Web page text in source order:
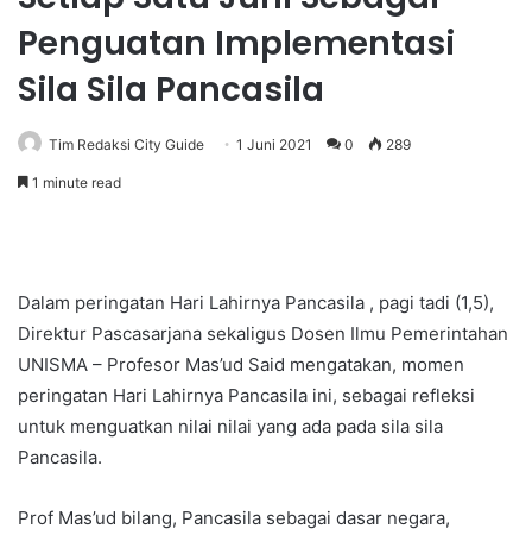
Penguatan Implementasi
Sila Sila Pancasila
Tim Redaksi City Guide 1 Juni 2021 0 289
1 minute read
Dalam peringatan Hari Lahirnya Pancasila , pagi tadi (1,5),
Direktur Pascasarjana sekaligus Dosen Ilmu Pemerintahan
UNISMA – Profesor Mas’ud Said mengatakan, momen
peringatan Hari Lahirnya Pancasila ini, sebagai refleksi
untuk menguatkan nilai nilai yang ada pada sila sila
Pancasila.
Prof Mas’ud bilang, Pancasila sebagai dasar negara,